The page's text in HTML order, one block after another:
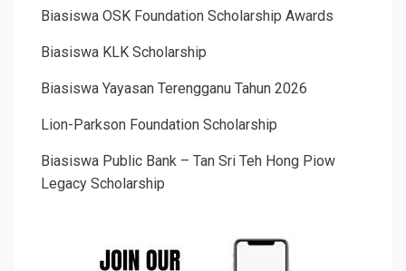
Biasiswa OSK Foundation Scholarship Awards
Biasiswa KLK Scholarship
Biasiswa Yayasan Terengganu Tahun 2026
Lion-Parkson Foundation Scholarship
Biasiswa Public Bank – Tan Sri Teh Hong Piow
Legacy Scholarship